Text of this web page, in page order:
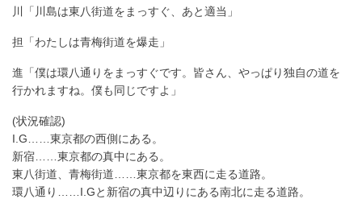
川「川島は東八街道をまっすぐ、あと適当」
担「わたしは青梅街道を爆走」
進「僕は環八通りをまっすぐです。皆さん、やっぱり独自の道を
行かれますね。僕も同じですよ」
(状況確認)
I.G……東京都の西側にある。
新宿……東京都の真中にある。
東八街道、青梅街道……東京都を東西に走る道路。
環八通り……I.Gと新宿の真中辺りにある南北に走る道路。